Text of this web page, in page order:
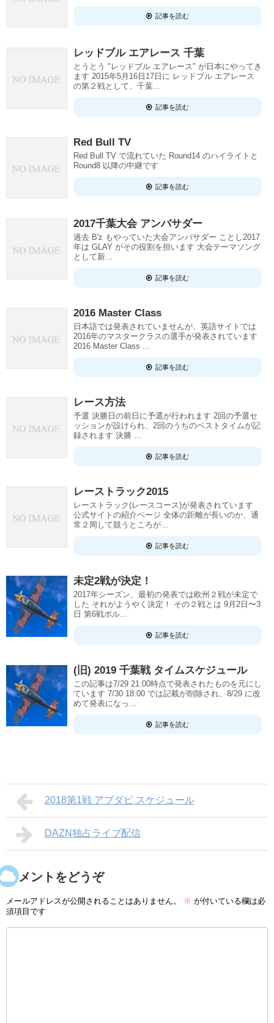
記事を読む
レッドブル エアレース 千葉
とうとう "レッドブル エアレース" が日本にやってき
ます 2015年5月16日17日に レッドブル エアレース
の第２戦として、千葉...
記事を読む
Red Bull TV
Red Bull TV で流れていた Round14 のハイライトと
Round8 以降の中継です
記事を読む
2017千葉大会 アンバサダー
過去 B'z もやっていた大会アンバサダー ことし2017
年は GLAY がその役割を担います 大会テーマソング
として新...
記事を読む
2016 Master Class
日本語では発表されていませんが、英語サイトでは
2016年のマスタークラスの選手が発表されています
2016 Master Class ...
記事を読む
レース方法
予選 決勝日の前日に予選が行われます 2回の予選セ
ッションが設けられ、2回のうちのベストタイムが記
録されます 決勝 ...
記事を読む
レーストラック2015
レーストラック(レースコース)が発表されています
公式サイトの紹介ページ 全体の距離が長いのか、通
常２周して競うところが...
記事を読む
未定2戦が決定！
2017年シーズン、最初の発表では欧州２戦が未定で
した それがようやく決定！ その２戦とは 9月2日〜3
日 第6戦ポル...
記事を読む
(旧) 2019 千葉戦 タイムスケジュール
この記事は7/29 21:00時点で発表されたものを元にし
ています 7/30 18:00 では記載が削除され、8/29 に改
めて発表になっ...
記事を読む
2018第1戦 アブダビ スケジュール
DAZN独占ライブ配信
コメントをどうぞ
メールアドレスが公開されることはありません。 ※ が付いている欄は必
須項目です